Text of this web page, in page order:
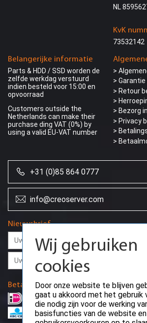
Belangerijke informatie
Parts & HDD / SSD worden de
zelfde werkdag verstuurd
indien besteld voor 15:00 en
opvoorraad
Customers outside the
Netherlands can make their
purchase ding VAT (0%) by
using a valid EU-VAT number
>
> Garantie
> Retour
>
> Bezorg
> Privacy
>
>
NL
KvK
73532142
+31 (0)85 864 0777
info@creoserver.com
Nieuwsbrief
Betaalmethodes
Wij gebruiken
cookies
Door onze website te blijven
gaat u akkoord met het gebruik
die nodig zijn voor de werking van
basisfuncties van de website en
gebruikersvoorkeuren op te
Ok